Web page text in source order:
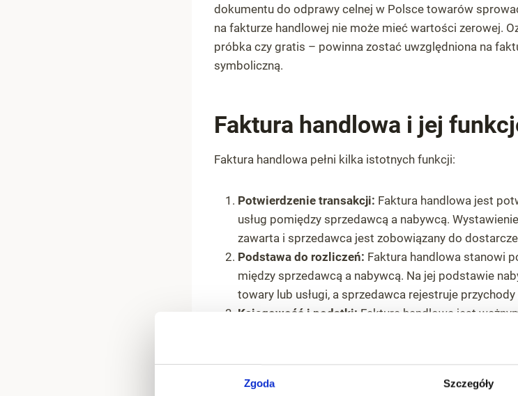
Zgoda Szczegóły
dokumentu do odprawy celnej w Polsce towarów
na fakturze handlowej nie może mieć wartości zerowej.
próbka czy gratis – powinna zostać uwzględniona na
symboliczną.
Faktura handlowa i jej
Faktura handlowa pełni kilka istotnych funkcji:
Potwierdzenie transakcji: Faktura handlowa jest
usług pomiędzy sprzedawcą a nabywcą.
zawarta i sprzedawca jest zobowiązany do
Podstawa do rozliczeń: Faktura handlowa stanowi
między sprzedawcą a nabywcą. Na jej podstawie
towary lub usługi, a sprzedawca rejestruje przychody
Księgowość i podatki: Faktura handlowa jest
podatkowych. Zarówno sprzedawca, jak i nabywca
raportowania swoich transakcji, a także do
stosowany).
Dowód w przypadku sporów:
Faktura handlowa